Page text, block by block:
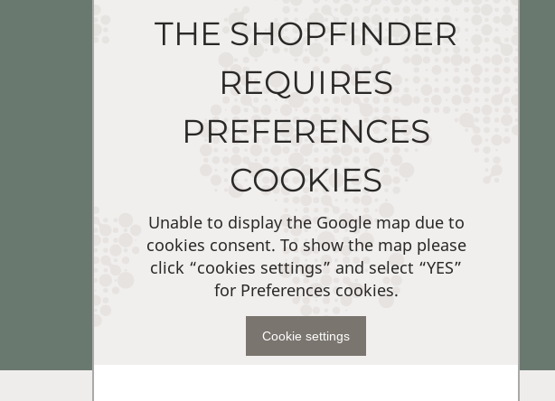
THE SHOPFINDER
REQUIRES
PREFERENCES
COOKIES
Unable to display the Google map due to
cookies consent. To show the map please
click “cookies settings” and select “YES”
for Preferences cookies.
Cookie settings